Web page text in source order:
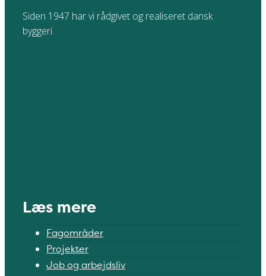
Siden 1947 har vi rådgivet og realiseret dansk
byggeri.
Læs mere
Fagområder
Projekter
Job og arbejdsliv